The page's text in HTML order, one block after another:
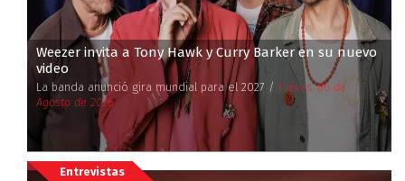
Weezer invita a Tony Hawk y Curry Barker en su nuevo
video
La banda anunció gira mundial para el 2027 / Jueves, 06 de
Agosto de 2026
Entrevistas